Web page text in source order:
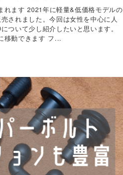
れます 2021年に軽量&低価格モデルの
されました。今回は女性を中心に人
ついて少し紹介したいと思います。
移動できます フ...